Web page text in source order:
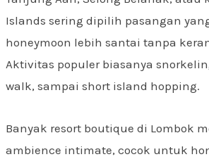
Islands sering dipilih pasangan
honeymoon lebih santai tanpa
Aktivitas populer biasanya
walk, sampai short island hopping.
Banyak resort boutique di Lombok
ambience intimate, cocok untuk